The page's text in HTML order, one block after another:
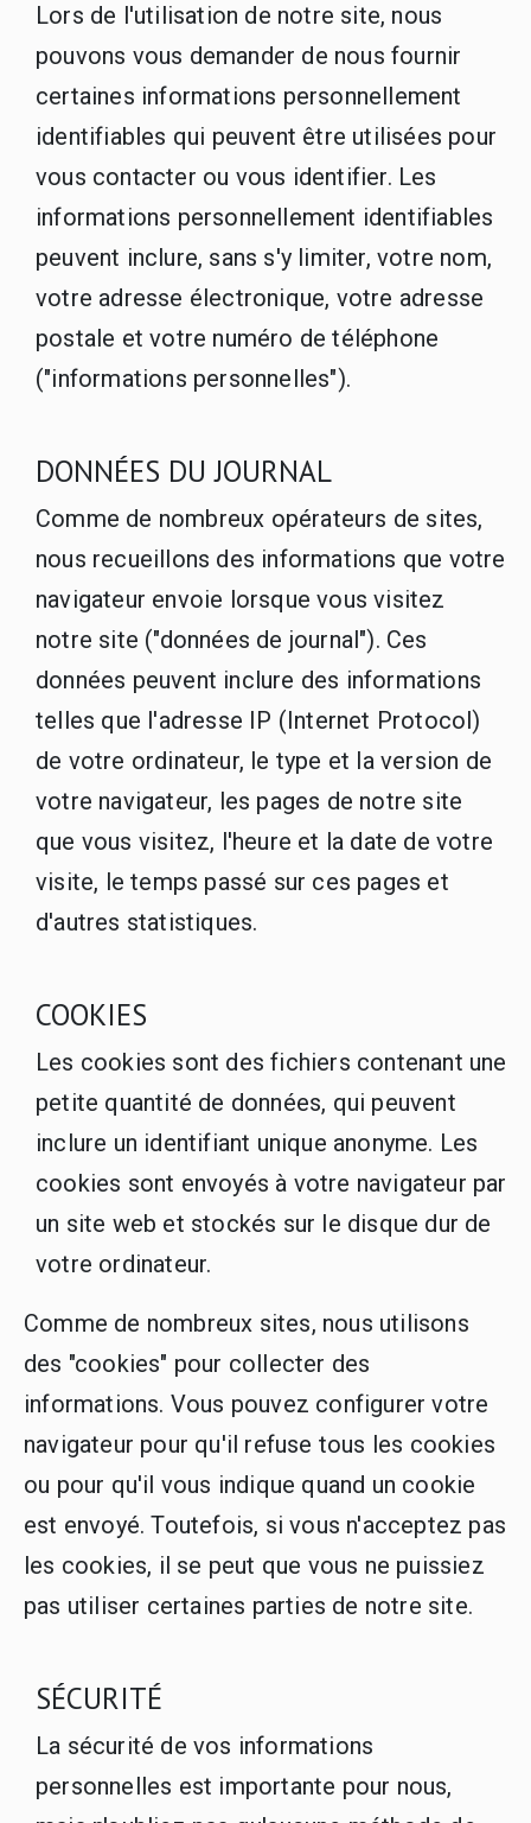
Lors de l'utilisation de notre site, nous
pouvons vous demander de nous fournir
certaines informations personnellement
identifiables qui peuvent être utilisées pour
vous contacter ou vous identifier. Les
informations personnellement identifiables
peuvent inclure, sans s'y limiter, votre nom,
votre adresse électronique, votre adresse
postale et votre numéro de téléphone
("informations personnelles").
DONNÉES DU JOURNAL
Comme de nombreux opérateurs de sites,
nous recueillons des informations que votre
navigateur envoie lorsque vous visitez
notre site ("données de journal"). Ces
données peuvent inclure des informations
telles que l'adresse IP (Internet Protocol)
de votre ordinateur, le type et la version de
votre navigateur, les pages de notre site
que vous visitez, l'heure et la date de votre
visite, le temps passé sur ces pages et
d'autres statistiques.
COOKIES
Les cookies sont des fichiers contenant une
petite quantité de données, qui peuvent
inclure un identifiant unique anonyme. Les
cookies sont envoyés à votre navigateur par
un site web et stockés sur le disque dur de
votre ordinateur.
Comme de nombreux sites, nous utilisons
des "cookies" pour collecter des
informations. Vous pouvez configurer votre
navigateur pour qu'il refuse tous les cookies
ou pour qu'il vous indique quand un cookie
est envoyé. Toutefois, si vous n'acceptez pas
les cookies, il se peut que vous ne puissiez
pas utiliser certaines parties de notre site.
SÉCURITÉ
La sécurité de vos informations
personnelles est importante pour nous,